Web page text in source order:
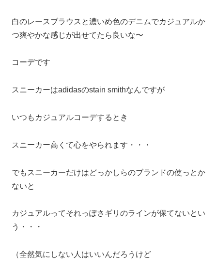
白のレースブラウスと濃いめ色のデニムでカジュアルか
つ爽やかな感じが出せてたら良いな〜
コーデです
スニーカーはadidasのstain smithなんですが
いつもカジュアルコーデするとき
スニーカー高くて心をやられます・・・
でもスニーカーだけはどっかしらのブランドの使っとか
ないと
カジュアルってそれっぽさギリのラインが保てないとい
う・・・
（全然気にしない人はいいんだろうけど